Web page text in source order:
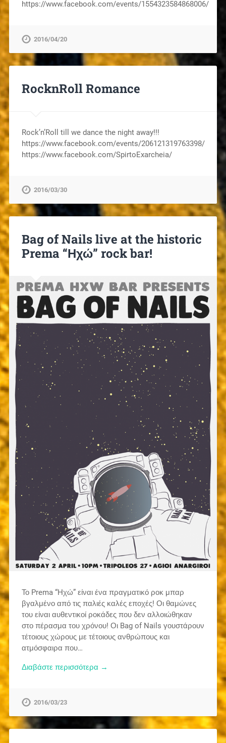
https://www.facebook.com/events/1554323584868006/
2016/04/20
RocknRoll Romance
Rock’n’Roll till we dance the night away!!!
https://www.facebook.com/events/206121319763398/
https://www.facebook.com/SpirtoExarcheia/
2016/03/30
Bag of Nails live at the historic
Prema “Ηχώ” rock bar!
Το Prema “Ηχώ” είναι ένα πραγματικό ροκ μπαρ
βγαλμένο από τις παλιές καλές εποχές! Οι θαμώνες
του είναι αυθεντικοί ροκάδες που δεν αλλοιώθηκαν
στο πέρασμα του χρόνου! Οι Bag of Nails γουστάρουν
τέτοιους χώρους με τέτοιους ανθρώπους και
ατμόσφαιρα που…
Διαβάστε περισσότερα →
2016/03/23